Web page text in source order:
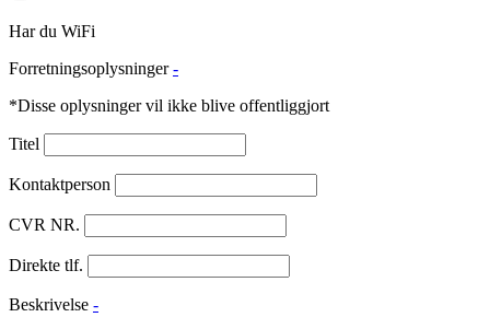
Har du WiFi
Forretningsoplysninger -
*Disse oplysninger vil ikke blive offentliggjort
Titel
Kontaktperson
CVR NR.
Direkte tlf.
Beskrivelse -